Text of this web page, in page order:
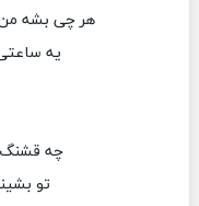
هر چی بشه من
یه
چه قشنگ
تو